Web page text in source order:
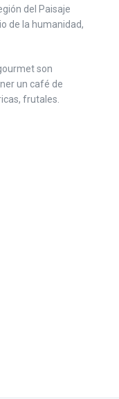
del Paisaje
de la humanidad,
son
un café de
frutales.